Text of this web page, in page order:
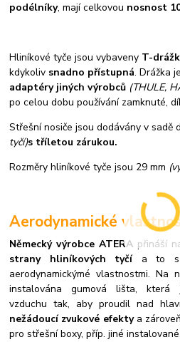
podélníky, mají celkovou nosnost
Hliníkové tyče jsou vybaveny T-
kdykoliv snadno přístupná. Drážka
adaptéry jiných výrobců (THULE,
po celou dobu používání zamknuté,
Střešní nosiče jsou dodávány v sadě
tyčí)s tříletou zárukou.
Rozměry hliníkové tyče jsou 29 mm
Aerodynamické
Německý výrobce ATERA přináší
strany hliníkových tyčí a to s
aerodynamickýmé vlastnostmi. Na
instalována gumová lišta, která
vzduchu tak, aby proudil nad
nežádoucí zvukové efektya
pro střešní boxy, příp. jiné